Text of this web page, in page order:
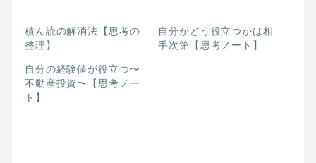
積ん読の解消法【思考の
整理】
自分がどう役立つかは相
手次第【思考ノート】
自分の経験値が役立つ〜
不動産投資〜【思考ノー
ト】